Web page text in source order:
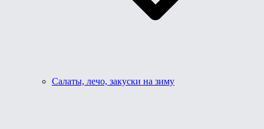
Салаты, лечо, закуски на зиму